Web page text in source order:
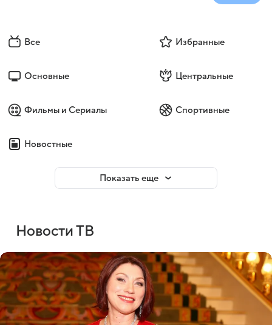
Все Избранные
Основные Центральные
Фильмы и Сериалы Спортивные
Новостные
Показать еще
Новости ТВ